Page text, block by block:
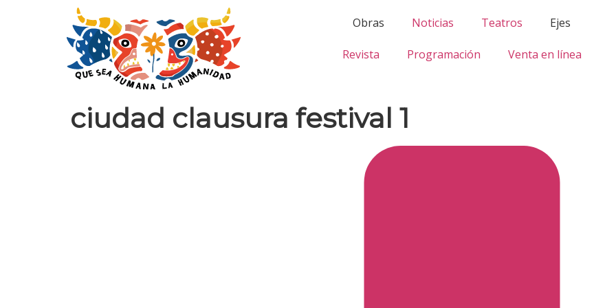
Obras Noticias Teatros Ejes
Revista Programación Venta en línea
ciudad clausura festival 1